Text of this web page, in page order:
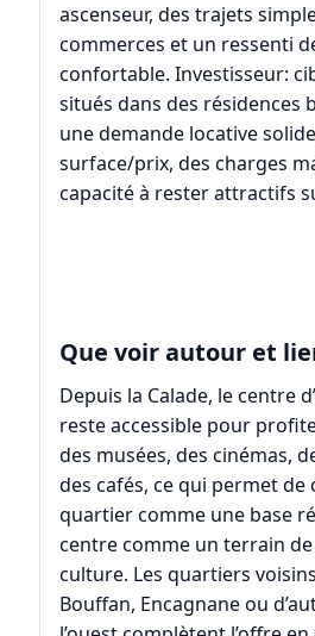
ascenseur, des trajets
commerces et un ressenti
confortable. Investisseur:
situés dans des résidences
une demande locative
surface/prix, des charges
capacité à rester attractifs
Que voir autour et
Depuis la Calade, le centre d’
reste accessible pour
des musées, des cinémas,
des cafés, ce qui permet de
quartier comme une base
centre comme un terrain
culture. Les quartiers
Bouffan, Encagnaneou